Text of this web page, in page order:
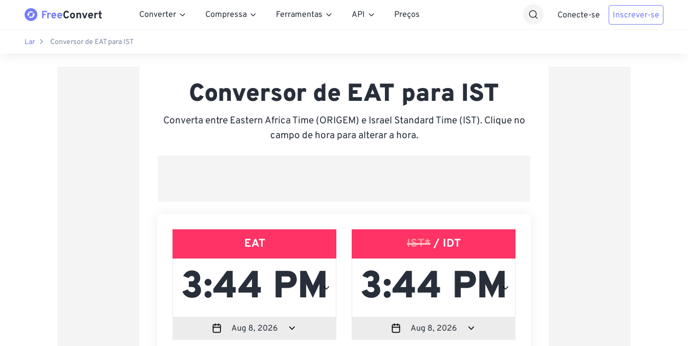
Converter Compressa Ferramentas API Preços Conecte-se Inscrever-se
Lar Conversor de EAT para IST
Conversor de EAT para IST
Converta entre Eastern Africa Time (ORIGEM) e Israel Standard Time (IST). Clique no
campo de hora para alterar a hora.
EAT IST*/ IDT